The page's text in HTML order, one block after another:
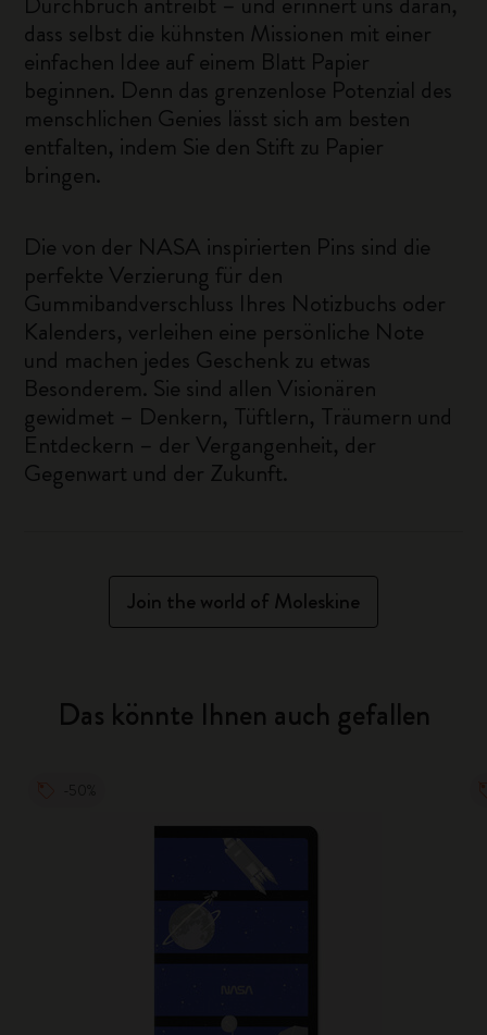
dass selbst die kühnsten Missionen mit einer
einfachen Idee auf einem Blatt Papier
beginnen. Denn das grenzenlose Potenzial des
menschlichen Genies lässt sich am besten
entfalten, indem Sie den Stift zu Papier
bringen.
Die von der NASA inspirierten Pins sind die
perfekte Verzierung für den
Gummibandverschluss Ihres Notizbuchs oder
Kalenders, verleihen eine persönliche Note
und machen jedes Geschenk zu etwas
Besonderem. Sie sind allen Visionären
gewidmet – Denkern, Tüftlern, Träumern und
Entdeckern – der Vergangenheit, der
Gegenwart und der Zukunft.
Join the world of Moleskine
Das könnte Ihnen auch gefallen